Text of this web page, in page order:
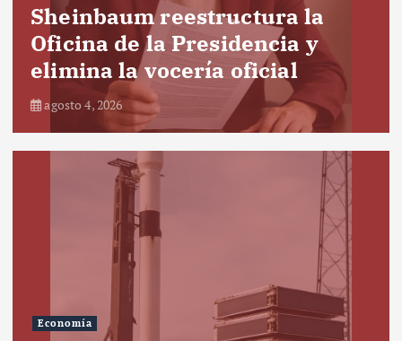
Sheinbaum reestructura la
Oficina de la Presidencia y
elimina la vocería oficial
agosto 4, 2026
Economía